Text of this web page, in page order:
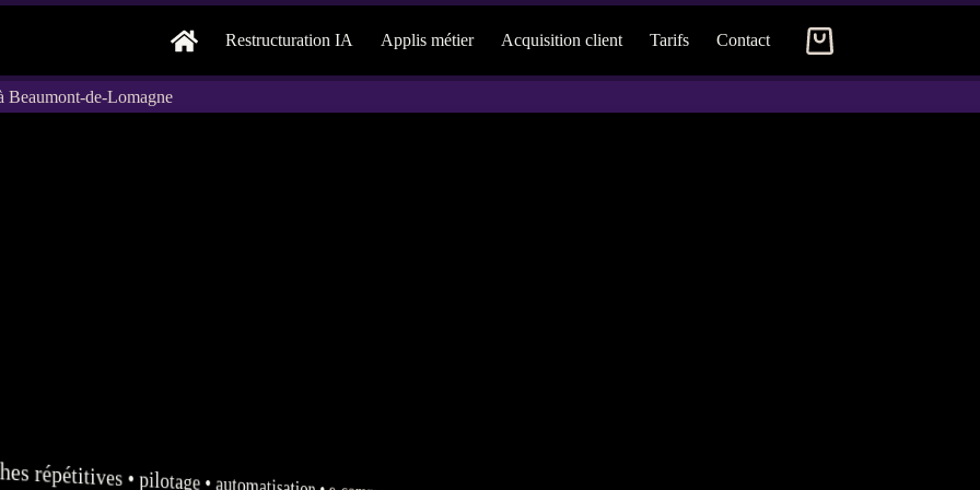
Restructuration IA Applis métier Acquisition client Tarifs Contact
Panier
Beaumont-de-Lomagne
répétitives •pilotage •